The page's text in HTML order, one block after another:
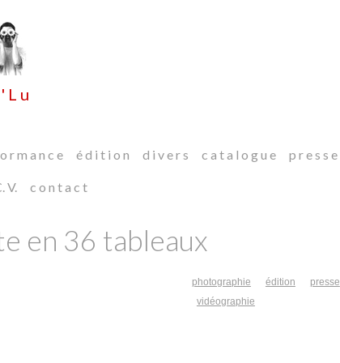
L u
r m a n c e é d i t i o n d i v e r s c a t a l o g u e p r e s s e
V. c o n t a c t
en 36 tableaux
photographie édition
presse
vidéographie